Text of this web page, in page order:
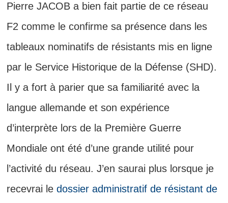
Pierre JACOB a bien fait partie de ce réseau
F2 comme le confirme sa présence dans les
tableaux nominatifs de résistants mis en ligne
par le Service Historique de la Défense (SHD).
Il y a fort à parier que sa familiarité avec la
langue allemande et son expérience
d’interprète lors de la Première Guerre
Mondiale ont été d’une grande utilité pour
l’activité du réseau. J’en saurai plus lorsque je
recevrai le dossier administratif de résistant de